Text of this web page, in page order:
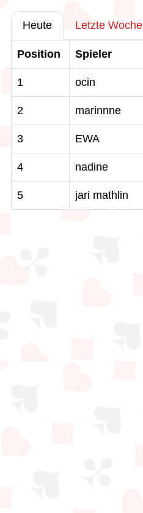
Heute Letzte Woche
Position Spieler
1 ocin
2 marinnne
3 EWA
4 nadine
5 jari mathlin